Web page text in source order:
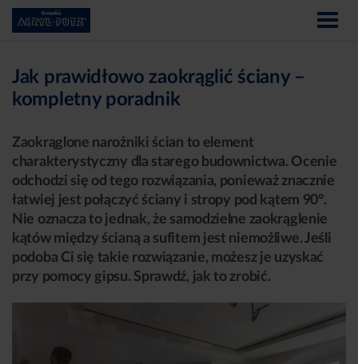
Jak prawidłowo zaokrąglić ściany –
kompletny poradnik
Zaokrąglone narożniki ścian to element
charakterystyczny dla starego budownictwa. Ocenie
odchodzi się od tego rozwiązania, ponieważ znacznie
łatwiej jest połączyć ściany i stropy pod kątem 90°.
Nie oznacza to jednak, że samodzielne zaokrąglenie
kątów między ścianą a sufitem jest niemożliwe. Jeśli
podoba Ci się takie rozwiązanie, możesz je uzyskać
przy pomocy gipsu. Sprawdź, jak to zrobić.